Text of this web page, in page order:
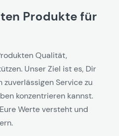
Produkte für
Qualität,
Unser Ziel ist es, Dir
Service zu
konzentrieren kannst.
Werte versteht und